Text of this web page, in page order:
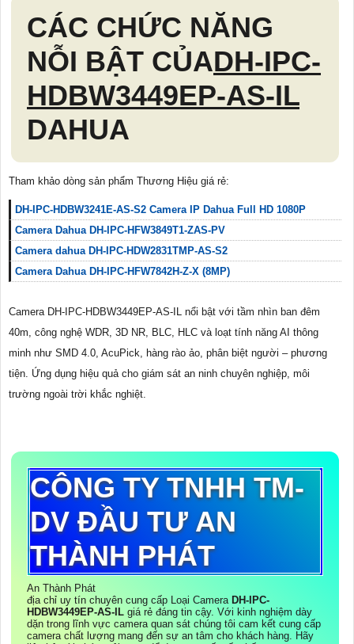
CÁC CHỨC NĂNG
NỖI BẬT CỦADH-IPC-
HDBW3449EP-AS-IL
DAHUA
Tham khảo dòng sản phẩm Thương Hiệu giá rẻ:
DH-IPC-HDBW3241E-AS-S2 Camera IP Dahua Full HD 1080P
Camera Dahua DH-IPC-HFW3849T1-ZAS-PV
Camera dahua DH-IPC-HDW2831TMP-AS-S2
Camera Dahua DH-IPC-HFW7842H-Z-X (8MP)
Camera DH-IPC-HDBW3449EP-AS-IL nổi bật với tầm nhìn ban đêm
40m, công nghệ WDR, 3D NR, BLC, HLC và loạt tính năng AI thông
minh như SMD 4.0, AcuPick, hàng rào ảo, phân biệt người – phương
tiện. Ứng dụng hiệu quả cho giám sát an ninh chuyên nghiệp, môi
trường ngoài trời khắc nghiệt.
CÔNG TY TNHH TM-
DV ĐẦU TƯ AN
THÀNH PHÁT
An Thành Phát
địa chỉ uy tín chuyên cung cấp Loại Camera DH-IPC-
HDBW3449EP-AS-IL giá rẻ đáng tin cậy. Với kinh nghiệm dày
dặn trong lĩnh vực camera quan sát chúng tôi cam kết cung cấp
camera chất lượng mang đến sự an tâm cho khách hàng. Hãy